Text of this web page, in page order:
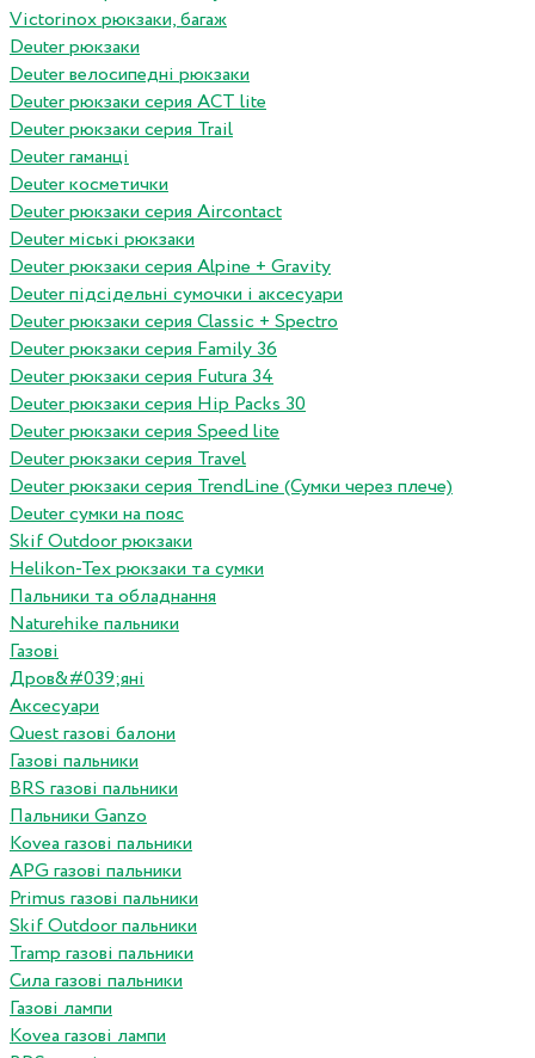
Victorinox рюкзаки, багаж
Deuter рюкзаки
Deuter велосипедні рюкзаки
Deuter рюкзаки серия ACT lite
Deuter рюкзаки серия Trail
Deuter гаманці
Deuter косметички
Deuter рюкзаки серия Aircontact
Deuter міські рюкзаки
Deuter рюкзаки серия Alpine + Gravity
Deuter підсідельні сумочки і аксесуари
Deuter рюкзаки серия Classic + Spectro
Deuter рюкзаки серия Family 36
Deuter рюкзаки серия Futura 34
Deuter рюкзаки серия Hip Packs 30
Deuter рюкзаки серия Speed lite
Deuter рюкзаки серия Travel
Deuter рюкзаки серия TrendLine (Сумки через плече)
Deuter сумки на пояс
Skif Outdoor рюкзаки
Helikon-Tex рюкзаки та сумки
Пальники та обладнання
Naturehike пальники
Газові
Дров&#039;яні
Аксесуари
Quest газові балони
Газові пальники
BRS газові пальники
Пальники Ganzo
Kovea газові пальники
APG газові пальники
Primus газові пальники
Skif Outdoor пальники
Tramp газові пальники
Сила газові пальники
Газові лампи
Kovea газові лампи